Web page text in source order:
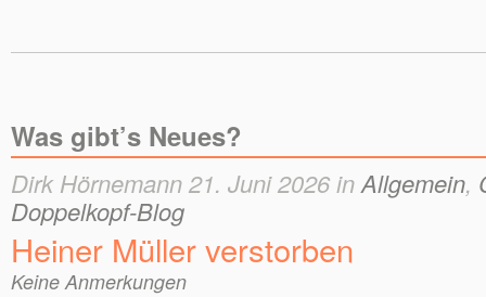
Was gibt’s Neues?
Dirk Hörnemann 21. Juni 2026 inAllgemein,
Doppelkopf-Blog
Heiner Müller verstorben
Keine Anmerkungen